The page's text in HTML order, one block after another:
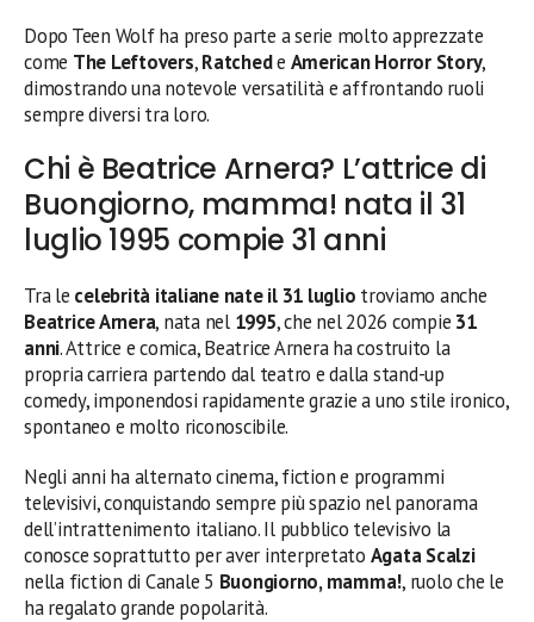
Dopo Teen Wolf ha preso parte a serie molto apprezzate
come The Leftovers,Ratchede American Horror Story,
dimostrando una notevole versatilità e affrontando ruoli
sempre diversi tra loro.
Chi è Beatrice Arnera? L’attrice di
Buongiorno, mamma! nata il 31
luglio 1995 compie 31 anni
Tra le celebrità italiane nate il 31 luglio troviamo anche
Beatrice Arnera, nata nel 1995, che nel 2026 compie 31
anni. Attrice e comica, Beatrice Arnera ha costruito la
propria carriera partendo dal teatro e dalla stand-up
comedy, imponendosi rapidamente grazie a uno stile ironico,
spontaneo e molto riconoscibile.
Negli anni ha alternato cinema, fiction e programmi
televisivi, conquistando sempre più spazio nel panorama
dell’intrattenimento italiano. Il pubblico televisivo la
conosce soprattutto per aver interpretato Agata Scalzi
nella fiction di Canale 5 Buongiorno, mamma!, ruolo che le
ha regalato grande popolarità.